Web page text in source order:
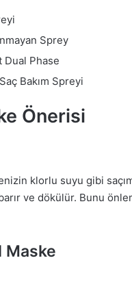
Sprey
Dual Phase
Bakım Spreyi
Önerisi
klorlu suyu gibi
ve dökülür. Bunu
Maske